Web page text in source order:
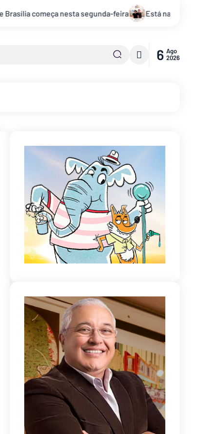
Está na hora de receber 2025 com o réveillon “Ano Novo,
6 Ago
2026